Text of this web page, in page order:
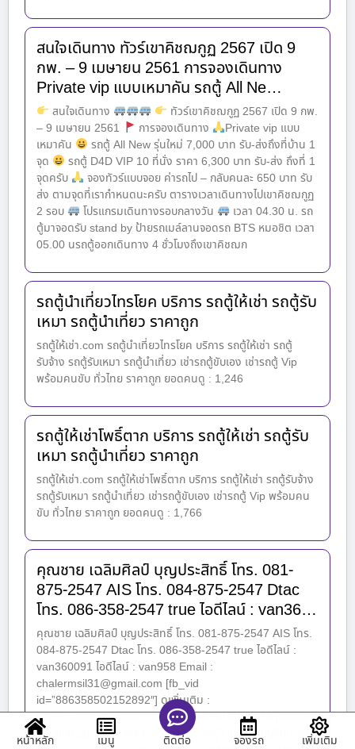
สนใจเดินทาง ทัวร์เขาคิชฌกูฏ 2567 เปิด 9
กพ. – 9 เมษายน 2561 การจองเดินทาง
Private vip แบบเหมาคัน รถตู้ All Ne…
สนใจเดินทาง
ทัวร์เขาคิชฌกูฏ 2567 เปิด 9 กพ.
– 9 เมษายน 2561
การจองเดินทาง
Private vip แบบ
เหมาคัน
รถตู้ All New รุ่นใหม่ 7,000 บาท รับ-ส่งถึงที่บ้าน 1
จุด
รถตู้ D4D VIP 10 ที่นั่ง ราคา 6,300 บาท รับ-ส่ง ถึงที่ 1
จุดครับ
จองทัวร์แบบจอย ค่ารถไป – กลับคนละ 650 บาท รับ
ส่ง ตามจุดที่เรากำหนดนะครับ ตารางเวลาเดินทางไปเขาคิชฌกูฏ
2 รอบ
โปรแกรมเดินทางรอบกลางวัน
เวลา 04.30 น. รถ
ตู้มาจอดรับ stand by ป้ายรถเมล์ลานจอดรถ BTS หมอชิต เวลา
05.00 นรถตู้ออกเดินทาง 4 ชั่วโมงถึงเขาคิชฌก
รถตู้นำเที่ยวไทรโยค บริการ รถตู้ให้เช่า รถตู้รับ
เหมา รถตู้นำเที่ยว ราคาถูก
รถตู้ให้เช่า.com รถตู้นำเที่ยวไทรโยค บริการ รถตู้ให้เช่า รถตู้
รับจ้าง รถตู้รับเหมา รถตู้นำเที่ยว เช่ารถตู้ขับเอง เช่ารถตู้ Vip
พร้อมคนขับ ทั่วไทย ราคาถูก ยอดคนดู : 1,246
รถตู้ให้เช่าโพธิ์ตาก บริการ รถตู้ให้เช่า รถตู้รับ
เหมา รถตู้นำเที่ยว ราคาถูก
รถตู้ให้เช่า.com รถตู้ให้เช่าโพธิ์ตาก บริการ รถตู้ให้เช่า รถตู้รับจ้าง
รถตู้รับเหมา รถตู้นำเที่ยว เช่ารถตู้ขับเอง เช่ารถตู้ Vip พร้อมคน
ขับ ทั่วไทย ราคาถูก ยอดคนดู : 1,766
คุณชาย เฉลิมศิลป์ บุญประสิทธิ์ โทร. 081-
875-2547 AIS โทร. 084-875-2547 Dtac
โทร. 086-358-2547 true ไอดีไลน์ : van36…
คุณชาย เฉลิมศิลป์ บุญประสิทธิ์ โทร. 081-875-2547 AIS โทร.
084-875-2547 Dtac โทร. 086-358-2547 true ไอดีไลน์ :
van360091 ไอดีไลน์ : van958 Email :
chalermsil31@gmail.com [fb_vid
id=”886358502152892″] ดูเพิ่มเติม :
https://www.facebook.com/1535489610071933/posts/88
6358502152892 เพจ Facebook : รถตู้ไปเขาคิชกุฏจันทบุรี รถ
หน้าหลัก เมนู ติดต่อ จองรถ เพิ่มเติม